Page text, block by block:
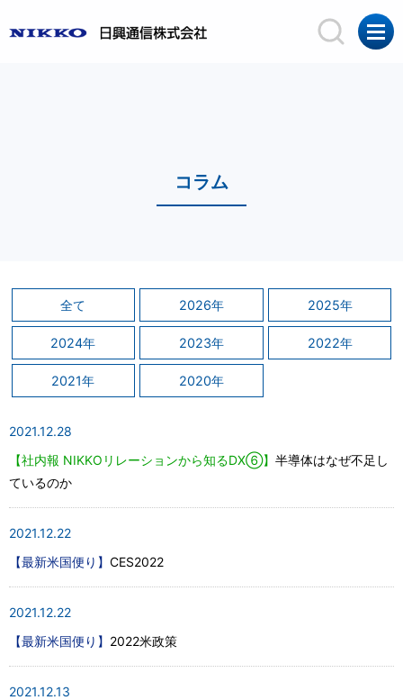
コラム
全て 2026年 2025年
2024年 2023年 2022年
2021年 2020年
2021.12.28
【社内報 NIKKOリレーションから知るDX⑥】 半導体はなぜ不足し
ているのか
2021.12.22
【最新米国便り】 CES2022
2021.12.22
【最新米国便り】 2022米政策
2021.12.13